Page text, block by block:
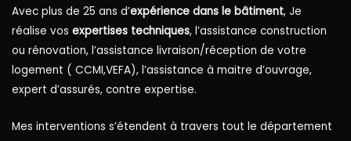
Avec plus de 25 ans d’expérience dans le bâtiment, Je
réalise vos expertises techniques, l’assistance construction
ou rénovation, l’assistance livraison/réception de votre
logement ( CCMI,VEFA), l’assistance à maitre d’ouvrage,
expert d’assurés, contre expertise.
Mes interventions s’étendent à travers tout le département